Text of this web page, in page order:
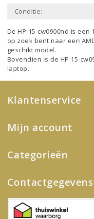
Conditie:
De HP 15-cw0900nd is een
op zoek bent naar een
geschikt model.
Bovendien is de HP 15-
laptop.
Klantenservice
Mijn account
Categorieën
Contactgegevens